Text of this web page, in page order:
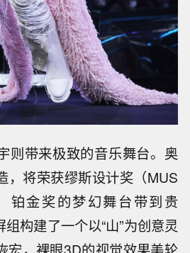
则带来极致的音乐舞台。奥
，将荣获缪斯设计奖（MUS
铂金奖的梦幻舞台带到贵
构建了一个以“山”为创意灵